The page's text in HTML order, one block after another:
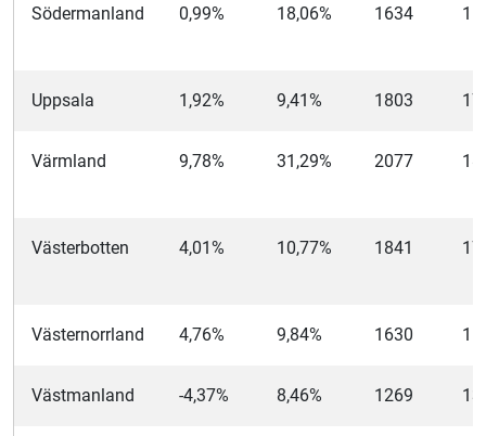
Södermanland 0,99% 18,06% 1634
Uppsala 1,92% 9,41% 1803
Värmland 9,78% 31,29% 2077
Västerbotten 4,01% 10,77% 1841
Västernorrland 4,76% 9,84% 1630
Västmanland -4,37% 8,46% 1269